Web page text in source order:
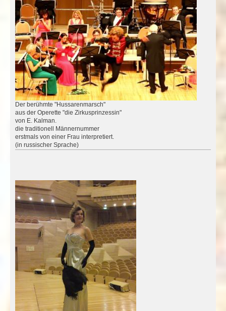
Der berühmte "Hussarenmarsch"
aus der Operette "die Zirkusprinzessin"
von E. Kalman.
die traditionell Männernummer
erstmals von einer Frau interpretiert.
(in russischer Sprache)